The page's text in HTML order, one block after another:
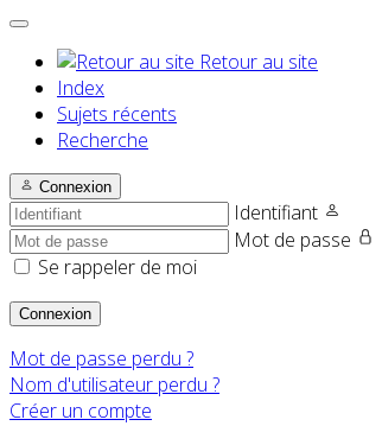
Retour au site
Index
Sujets récents
Recherche
Connexion
Identifiant
Mot de passe
Se rappeler de moi
Connexion
Mot de passe perdu ?
Nom d'utilisateur perdu ?
Créer un compte